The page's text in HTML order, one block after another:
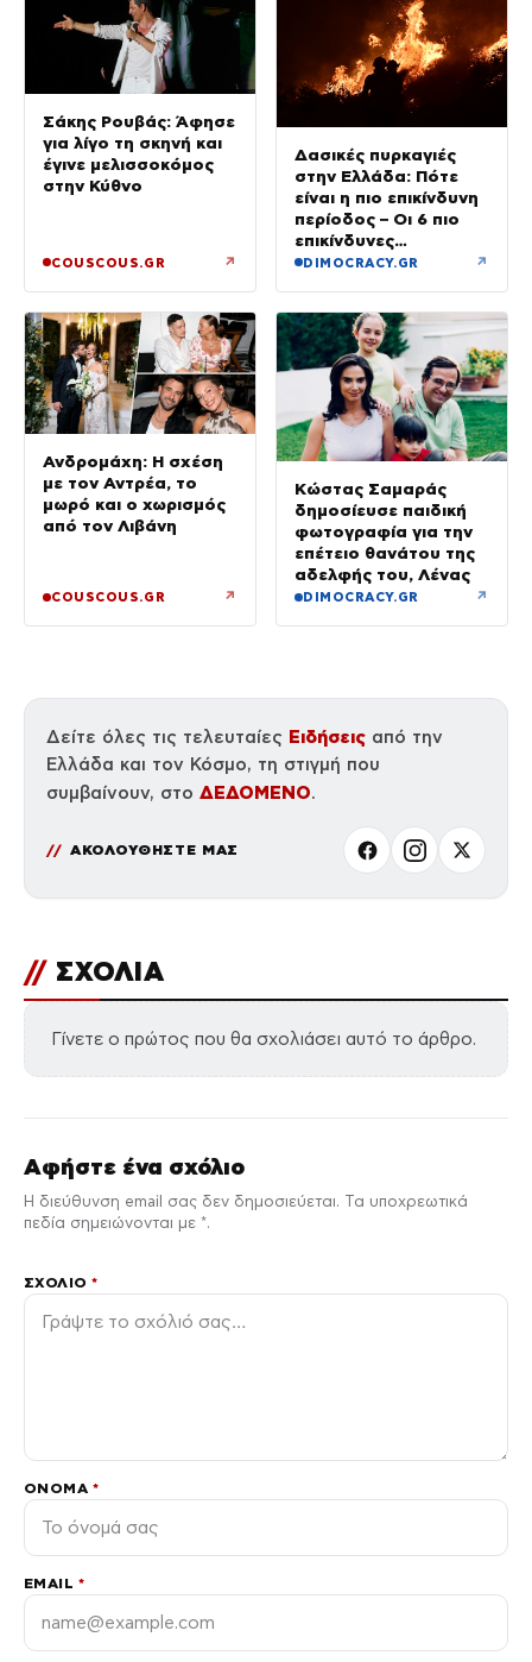
Σάκης Ρουβάς: Άφησε
για λίγο τη σκηνή και
έγινε μελισσοκόμος
στην Κύθνο
COUSCOUS.GR ↗
Δασικές πυρκαγιές
στην Ελλάδα: Πότε
είναι η πιο επικίνδυνη
περίοδος – Οι 6 πιο
επικίνδυνες
εβδομάδες
DIMOCRACY.GR ↗
Ανδρομάχη: Η σχέση
με τον Αντρέα, το
μωρό και ο χωρισμός
από τον Λιβάνη
COUSCOUS.GR ↗
Κώστας Σαμαράς
δημοσίευσε παιδική
φωτογραφία για την
επέτειο θανάτου της
αδελφής του, Λένας
DIMOCRACY.GR ↗
Δείτε όλες τις τελευταίες Ειδήσεις από την
Ελλάδα και τον Κόσμο, τη στιγμή που
συμβαίνουν, στο ΔΕΔΟΜΕΝΟ.
ΑΚΟΛΟΥΘΗΣΤΕ ΜΑΣ
// ΣΧΟΛΙΑ
Γίνετε ο πρώτος που θα σχολιάσει αυτό το άρθρο.
Αφήστε ένα σχόλιο
Η διεύθυνση email σας δεν δημοσιεύεται. Τα υποχρεωτικά
πεδία σημειώνονται με *.
ΣΧΌΛΙΟ*
ΌΝΟΜΑ *
EMAIL *